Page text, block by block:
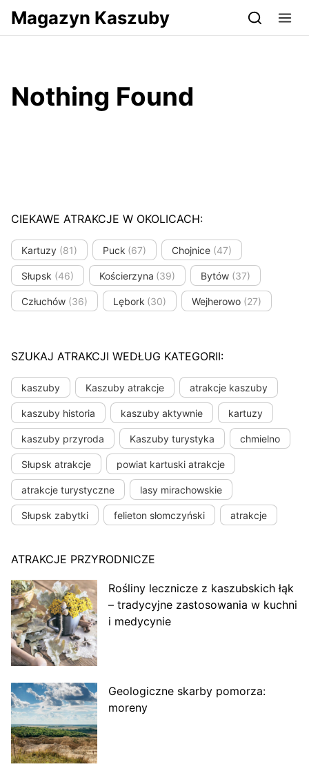
Przejdź do serwisu magazynkaszuby.pl
Magazyn Kaszuby
Nothing Found
CIEKAWE ATRAKCJE W OKOLICACH:
Kartuzy (81) Puck (67) Chojnice (47)
Słupsk (46) Kościerzyna (39) Bytów (37)
Człuchów (36) Lębork (30) Wejherowo (27)
SZUKAJ ATRAKCJI WEDŁUG KATEGORII:
kaszuby Kaszuby atrakcje atrakcje kaszuby
kaszuby historia kaszuby aktywnie kartuzy
kaszuby przyroda Kaszuby turystyka chmielno
Słupsk atrakcje powiat kartuski atrakcje
atrakcje turystyczne lasy mirachowskie
Słupsk zabytki felieton słomczyński atrakcje
ATRAKCJE PRZYRODNICZE
Rośliny lecznicze z kaszubskich łąk
– tradycyjne zastosowania w kuchni
i medycynie
Geologiczne skarby pomorza:
moreny